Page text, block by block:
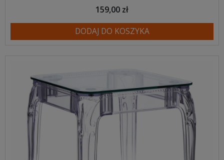
159,00 zł
DODAJ DO KOSZYKA